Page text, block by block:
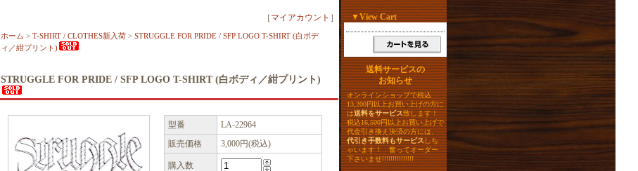
［ マイアカウント ］
ホーム > T-SHIRT / CLOTHES新入荷 > STRUGGLE FOR PRIDE / SFP LOGO T-SHIRT (白ボデ
ィ／紺プリント)
STRUGGLE FOR PRIDE / SFP LOGO T-SHIRT (白ボディ／紺プリント)
型番
LA-22964
販売価格
3,000円(税込)
購入数
▼View Cart
送料サービスの
お知らせ
オンラインショップで税込
13,200円以上お買い上げの方に
は送料をサービス致します！
税込16,500円以上お買い上げで
代金引き換え決済の方には、
代引き手数料もサービスしち
ゃいます！ 奮ってオーダー
下さいませ!!!!!!!!!!!!!!!